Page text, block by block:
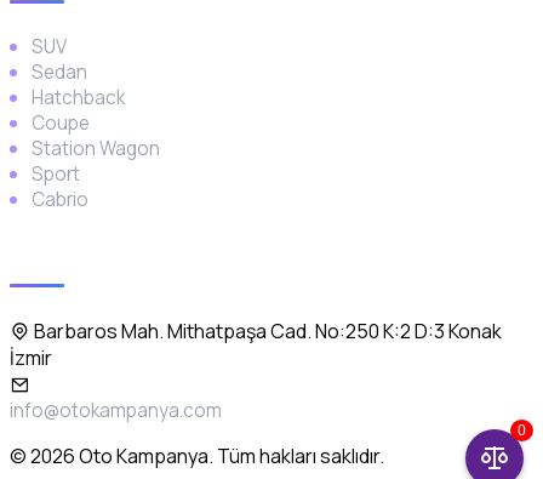
SUV
Sedan
Hatchback
Coupe
Station Wagon
Sport
Cabrio
Barbaros Mah. Mithatpaşa Cad. No:250 K:2 D:3 Konak
İzmir
info@otokampanya.com
© 2026 Oto Kampanya. Tüm hakları saklıdır.
0